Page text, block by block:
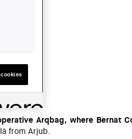
Arqbag, where Bernat
from Arjub.